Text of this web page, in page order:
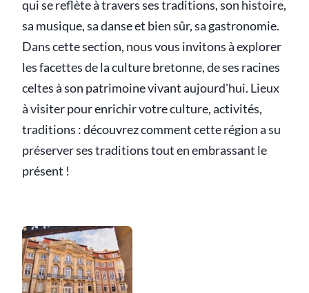
qui se reflète à travers ses traditions, son histoire,
sa musique, sa danse et bien sûr, sa gastronomie.
Dans cette section, nous vous invitons à explorer
les facettes de la culture bretonne, de ses racines
celtes à son patrimoine vivant aujourd'hui. Lieux
à visiter pour enrichir votre culture, activités,
traditions : découvrez comment cette région a su
préserver ses traditions tout en embrassant le
présent !